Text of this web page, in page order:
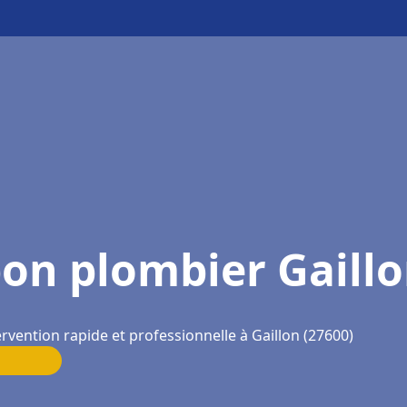
plombier
rapide et professionnelle à Gaillon (27600)